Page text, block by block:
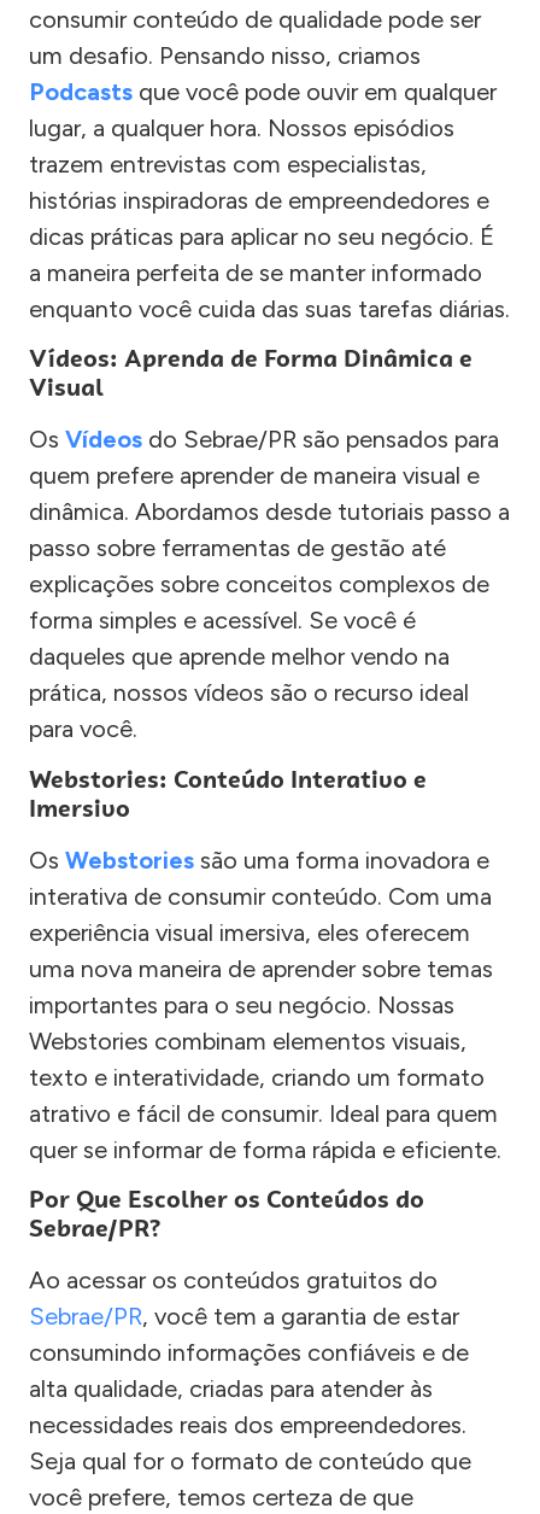
consumir conteúdo de qualidade pode ser
um desafio. Pensando nisso, criamos
Podcasts que você pode ouvir em qualquer
lugar, a qualquer hora. Nossos episódios
trazem entrevistas com especialistas,
histórias inspiradoras de empreendedores e
dicas práticas para aplicar no seu negócio. É
a maneira perfeita de se manter informado
enquanto você cuida das suas tarefas diárias.
Vídeos: Aprenda de Forma Dinâmica e
Visual
Os Vídeos do Sebrae/PR são pensados para
quem prefere aprender de maneira visual e
dinâmica. Abordamos desde tutoriais passo a
passo sobre ferramentas de gestão até
explicações sobre conceitos complexos de
forma simples e acessível. Se você é
daqueles que aprende melhor vendo na
prática, nossos vídeos são o recurso ideal
para você.
Webstories: Conteúdo Interativo e
Imersivo
Os Webstories são uma forma inovadora e
interativa de consumir conteúdo. Com uma
experiência visual imersiva, eles oferecem
uma nova maneira de aprender sobre temas
importantes para o seu negócio. Nossas
Webstories combinam elementos visuais,
texto e interatividade, criando um formato
atrativo e fácil de consumir. Ideal para quem
quer se informar de forma rápida e eficiente.
Por Que Escolher os Conteúdos do
Sebrae/PR?
Ao acessar os conteúdos gratuitos do
Sebrae/PR, você tem a garantia de estar
consumindo informações confiáveis e de
alta qualidade, criadas para atender às
necessidades reais dos empreendedores.
Seja qual for o formato de conteúdo que
você prefere, temos certeza de que